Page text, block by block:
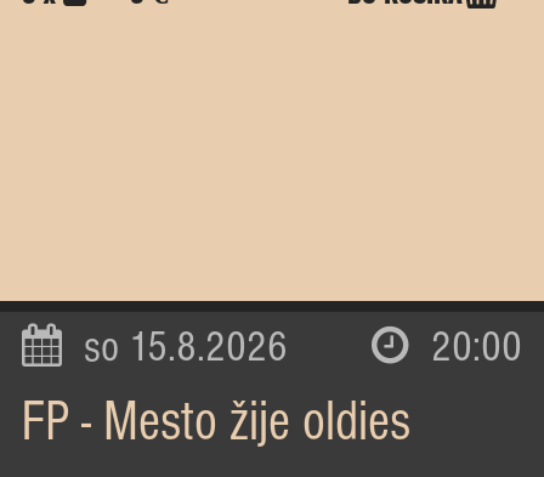
so 15.8.2026 20:00
FP - Mesto žije oldies